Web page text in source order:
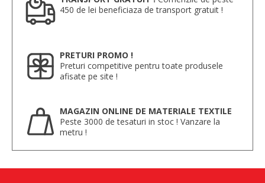
450 de lei beneficiaza de transport gratuit !
PRETURI PROMO !
Preturi competitive pentru toate produsele
afisate pe site !
MAGAZIN ONLINE DE MATERIALE TEXTILE
Peste 3000 de tesaturi in stoc ! Vanzare la
metru !